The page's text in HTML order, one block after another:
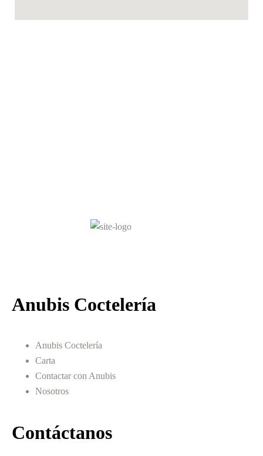
Anubis Coctelería
Anubis Coctelería
Carta
Contactar con Anubis
Nosotros
Contáctanos